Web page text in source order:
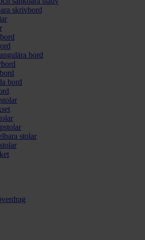
skrivbord
bord
bord
stolar